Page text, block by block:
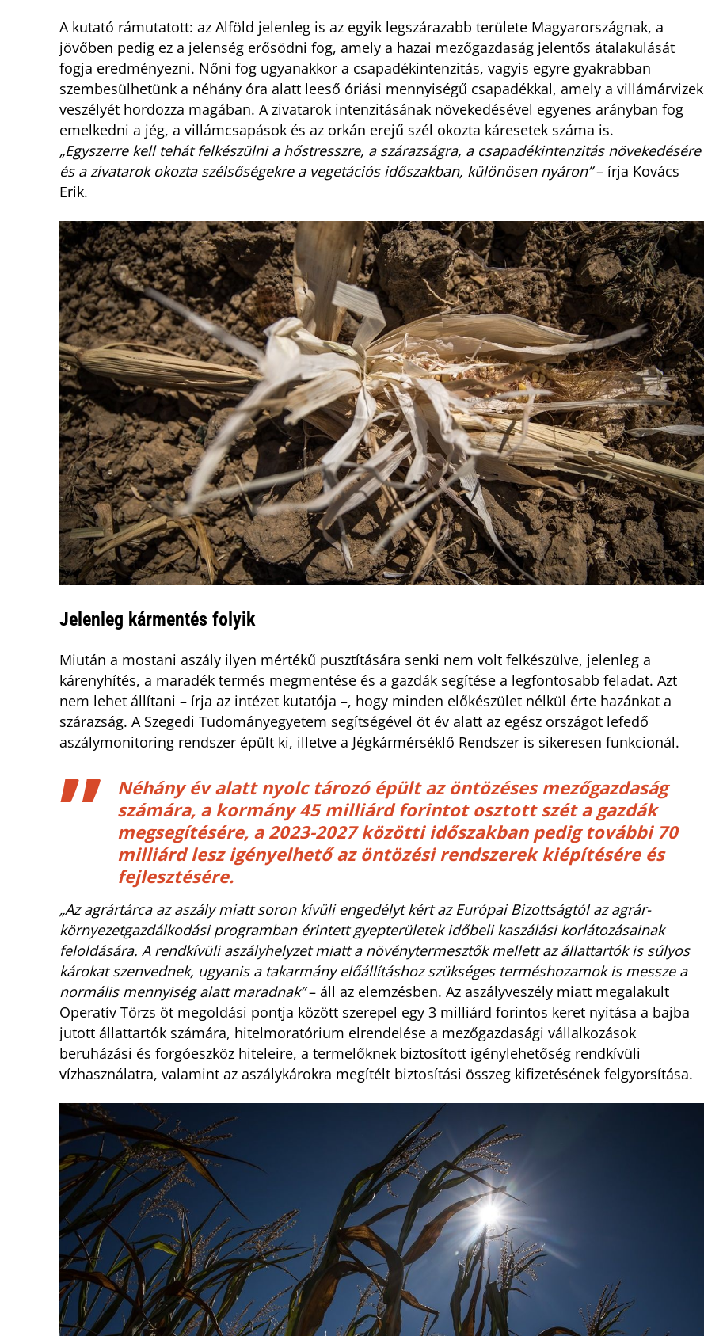
A kutató rámutatott: az Alföld jelenleg is az egyik legszárazabb területe Magyarországnak, a
jövőben pedig ez a jelenség erősödni fog, amely a hazai mezőgazdaság jelentős átalakulását
fogja eredményezni. Nőni fog ugyanakkor a csapadékintenzitás, vagyis egyre gyakrabban
szembesülhetünk a néhány óra alatt leeső óriási mennyiségű csapadékkal, amely a villámárvizek
veszélyét hordozza magában. A zivatarok intenzitásának növekedésével egyenes arányban fog
emelkedni a jég, a villámcsapások és az orkán erejű szél okozta káresetek száma is.
„Egyszerre kell tehát felkészülni a hőstresszre, a szárazságra, a csapadékintenzitás növekedésére
és a zivatarok okozta szélsőségekre a vegetációs időszakban, különösen nyáron”– írja Kovács
Erik.
Jelenleg kármentés folyik
Miután a mostani aszály ilyen mértékű pusztítására senki nem volt felkészülve, jelenleg a
kárenyhítés, a maradék termés megmentése és a gazdák segítése a legfontosabb feladat. Azt
nem lehet állítani – írja az intézet kutatója –, hogy minden előkészület nélkül érte hazánkat a
szárazság. A Szegedi Tudományegyetem segítségével öt év alatt az egész országot lefedő
aszálymonitoring rendszer épült ki, illetve a Jégkármérséklő Rendszer is sikeresen funkcionál.
Néhány év alatt nyolc tározó épült az öntözéses mezőgazdaság
számára, a kormány 45 milliárd forintot osztott szét a gazdák
megsegítésére, a 2023-2027 közötti időszakban pedig további 70
milliárd lesz igényelhető az öntözési rendszerek kiépítésére és
fejlesztésére.
„Az agrártárca az aszály miatt soron kívüli engedélyt kért az Európai Bizottságtól az agrár-
környezetgazdálkodási programban érintett gyepterületek időbeli kaszálási korlátozásainak
feloldására. A rendkívüli aszályhelyzet miatt a növénytermesztők mellett az állattartók is súlyos
károkat szenvednek, ugyanis a takarmány előállításhoz szükséges terméshozamok is messze a
normális mennyiség alatt maradnak”– áll az elemzésben. Az aszályveszély miatt megalakult
Operatív Törzs öt megoldási pontja között szerepel egy 3 milliárd forintos keret nyitása a bajba
jutott állattartók számára, hitelmoratórium elrendelése a mezőgazdasági vállalkozások
beruházási és forgóeszköz hiteleire, a termelőknek biztosított igénylehetőség rendkívüli
vízhasználatra, valamint az aszálykárokra megítélt biztosítási összeg kifizetésének felgyorsítása.